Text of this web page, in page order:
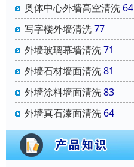
奥体中心外墙高空清洗 64
写字楼外墙清洗77
外墙玻璃幕墙清洗71
外墙石材墙面清洗81
外墙涂料墙面清洗83
外墙真石漆面清洗 64